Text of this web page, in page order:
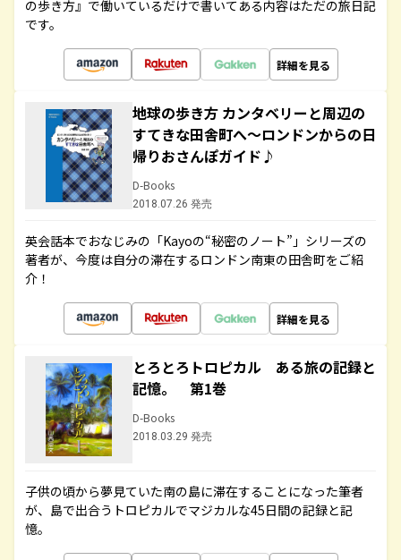
の歩き方』で働いているだけで書いてある内容はただの旅日記
です。
詳細を見る
地球の歩き方 カンタベリーと周辺の
すてきな田舎町へ～ロンドンからの日
帰りおさんぽガイド♪
D-Books
2018.07.26 発売
英会話本でおなじみの「Kayoの“秘密のノート”」シリーズの
著者が、今度は自分の滞在するロンドン南東の田舎町をご紹
介！
詳細を見る
とろとろトロピカル ある旅の記録と
記憶。 第1巻
D-Books
2018.03.29 発売
子供の頃から夢見ていた南の島に滞在することになった筆者
が、島で出合うトロピカルでマジカルな45日間の記録と記
憶。